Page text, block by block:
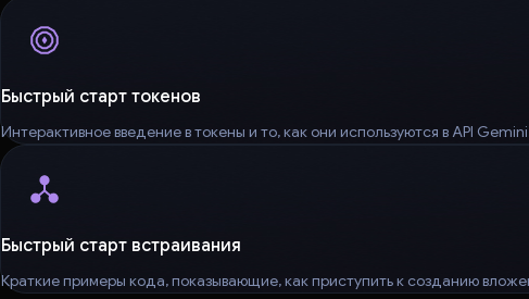
Быстрый старт токенов
Интерактивное введение в токены и то, как они используются в API
Быстрый старт встраивания
Краткие примеры кода, показывающие, как приступить к созданию